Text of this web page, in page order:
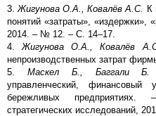
3.Жигунова О.А., Ковалёв А.С. К
понятий «затраты», «издержки»,
2014. – № 12. – С. 14–17.
4.Жигунова О.А., Ковалёв
непроизводственных затрат
5. Маскел Б., Баггали
управленческий,
бережливых
стратегических исследований,